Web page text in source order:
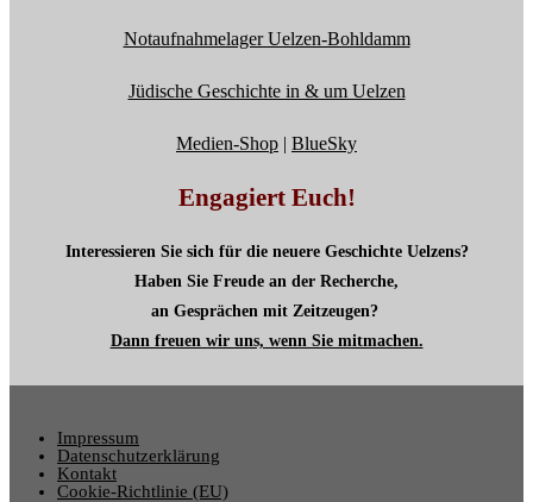
Notaufnahmelager Uelzen-Bohldamm
Jüdische Geschichte in & um Uelzen
Medien-Shop | BlueSky
Engagiert Euch!
Interessieren Sie sich für die neuere Geschichte Uelzens?
Haben Sie Freude an der Recherche,
an Gesprächen mit Zeitzeugen?
Dann freuen wir uns, wenn Sie mitmachen.
Impressum
Datenschutzerklärung
Kontakt
Cookie-Richtlinie (EU)